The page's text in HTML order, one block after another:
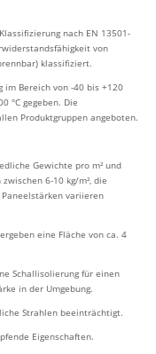
nach EN 13501-
von
klassifiziert.
im Bereich von -40 bis +120
°C gegeben. Die
Produktgruppen angeboten.
Gewichte pro m² und
6-10 kg/m², die
variieren
eine Fläche von ca. 4
Schallisolierung für einen
in der Umgebung.
Strahlen beeinträchtigt.
Eigenschaften.